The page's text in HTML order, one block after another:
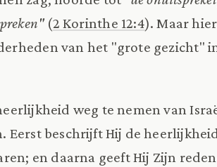
(2 Korinthe 12:4). Maar
van het "grote gezicht"
weg te nemen van
Eerst beschrijft Hij de
en daarna geeft Hij Zijn